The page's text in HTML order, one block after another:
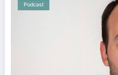
Podcast